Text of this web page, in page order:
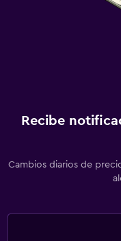
Recibe
Cambios diarios de